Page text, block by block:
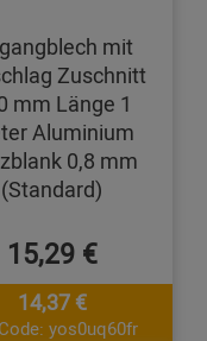
mit
Zuschnitt
mm Länge 1
Aluminium
0,8 mm
(Standard)
15,29 €
14,37 €
yos0uq60fr